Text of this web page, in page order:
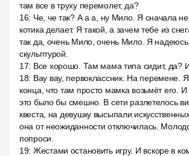
там все в труху перемолет, да?
16: Че, че так? А а а, ну Мило. Я сначала
котика делает. Я такой, а зачем тебе из
так да, очень Мило, очень Мило. Я
скульптурой.
17: Все хорошо. Там мама типа сидит, да?
18: Вау вау, первоклассник. На перемене.
конца, что там просто мамка возьмёт его. И
это было бы смешно. В сети разлетелось
квеста, на девушку высыпали
она от неожиданности отключилась.
попроси.
19: Жестами остановить игру. И вскоре в